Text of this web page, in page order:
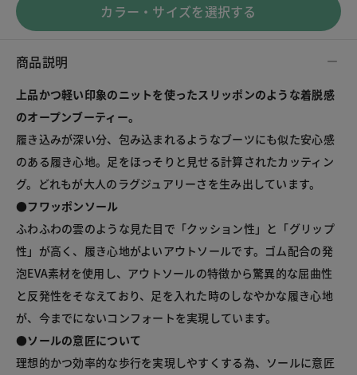
カラー・サイズを選択する
商品説明
上品かつ軽い印象のニットを使ったスリッポンのような着脱感
のオープンブーティー。
履き込みが深い分、包み込まれるようなブーツにも似た安心感
のある履き心地。足をほっそりと見せる計算されたカッティン
●フワッポンソール
ふわふわの雲のような見た目で「クッション性」と「グリップ
性」が高く、履き心地がよいアウトソールです。ゴム配合の発
泡EVA素材を使用し、アウトソールの特徴から驚異的な屈曲性
と反発性をそなえており、足を入れた時のしなやかな履き心地
●ソールの意匠について
理想的かつ効率的な歩行を実現しやすくする為、ソールに意匠